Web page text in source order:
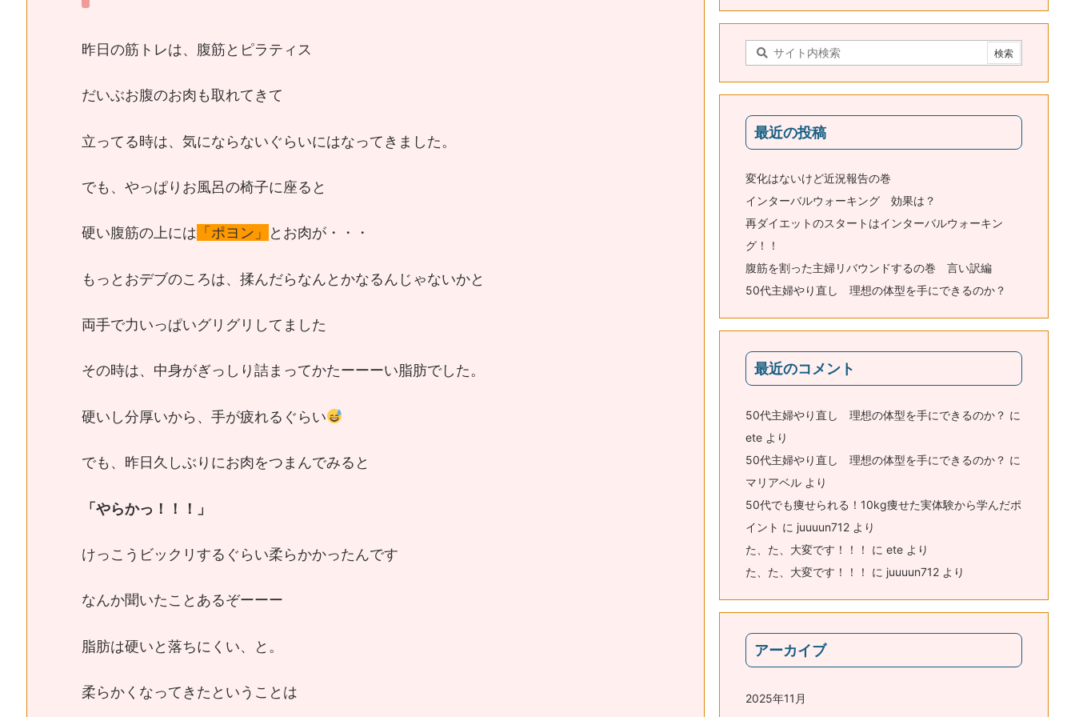
昨日の筋トレは、腹筋とピラティス
だいぶお腹のお肉も取れてきて
立ってる時は、気にならないぐらいにはなってきました。
でも、やっぱりお風呂の椅子に座ると
硬い腹筋の上には 「ポヨン」 とお肉が・・・
もっとおデブのころは、揉んだらなんとかなるんじゃないかと
両手で力いっぱいグリグリしてました
その時は、中身がぎっしり詰まってかたーーーい脂肪でした。
硬いし分厚いから、手が疲れるぐらい
でも、昨日久しぶりにお肉をつまんでみると
「やらかっ！！！」
けっこうビックリするぐらい柔らかかったんです
なんか聞いたことあるぞーーー
脂肪は硬いと落ちにくい、と。
柔らかくなってきたということは
最近の投稿
変化はないけど近況報告の巻
インターバルウォーキング 効果は？
再ダイエットのスタートはインターバルウォーキン
グ！！
腹筋を割った主婦リバウンドするの巻 言い訳編
50代主婦やり直し 理想の体型を手にできるのか？
最近のコメント
50代主婦やり直し 理想の体型を手にできるのか？ に
ete より
50代主婦やり直し 理想の体型を手にできるのか？ に
マリアベル より
50代でも痩せられる！10kg痩せた実体験から学んだポ
イント に juuuun712 より
た、た、大変です！！！
に ete より
た、た、大変です！！！
に juuuun712 より
アーカイブ
2025年11月